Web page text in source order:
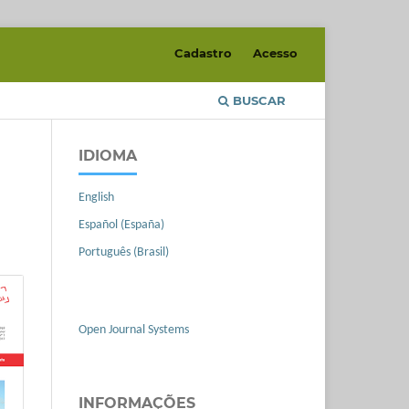
BUSCAR
Cadastro Acesso
IDIOMA
English
Español (España)
Português (Brasil)
Open Journal Systems
INFORMAÇÕES